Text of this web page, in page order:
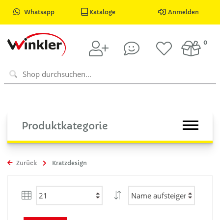
Whatsapp Kataloge Anmelden
0
Produktkategorie
Zurück Kratzdesign